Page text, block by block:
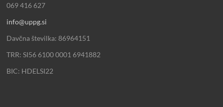
069 416 627
info@uppg.si
Davčna številka: 86964151
TRR: SI56 6100 0001 6941882
BIC: HDELSI22